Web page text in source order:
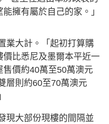
擁有屬於自己的家。」
業大計。「起初打算購
價比悉尼及墨爾本平近一
價約40萬至50萬澳元
層則約60至70萬澳元
現大部份現樓的間隔並